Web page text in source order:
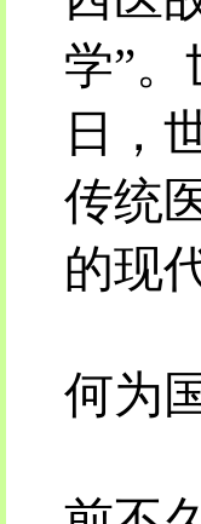
学”
日，
传统
的现
何为